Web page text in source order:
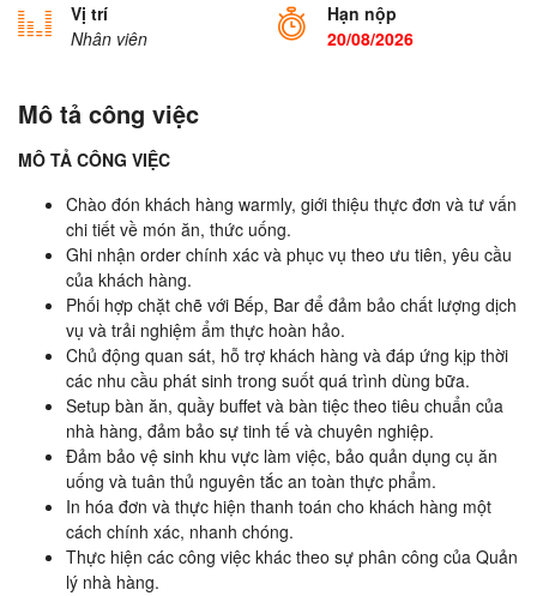
Vị trí
Nhân viên
Hạn nộp
20/08/2026
Mô tả công việc
MÔ TẢ CÔNG VIỆC
Chào đón khách hàng warmly, giới thiệu thực đơn và tư vấn
chi tiết về món ăn, thức uống.
Ghi nhận order chính xác và phục vụ theo ưu tiên, yêu cầu
của khách hàng.
Phối hợp chặt chẽ với Bếp, Bar để đảm bảo chất lượng dịch
vụ và trải nghiệm ẩm thực hoàn hảo.
Chủ động quan sát, hỗ trợ khách hàng và đáp ứng kịp thời
các nhu cầu phát sinh trong suốt quá trình dùng bữa.
Setup bàn ăn, quầy buffet và bàn tiệc theo tiêu chuẩn của
nhà hàng, đảm bảo sự tinh tế và chuyên nghiệp.
Đảm bảo vệ sinh khu vực làm việc, bảo quản dụng cụ ăn
uống và tuân thủ nguyên tắc an toàn thực phẩm.
In hóa đơn và thực hiện thanh toán cho khách hàng một
cách chính xác, nhanh chóng.
Thực hiện các công việc khác theo sự phân công của Quản
lý nhà hàng.